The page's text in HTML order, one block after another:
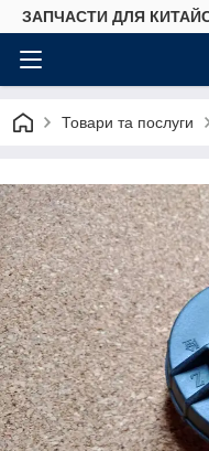
ЗАПЧАСТИ ДЛЯ
Товари та послуги